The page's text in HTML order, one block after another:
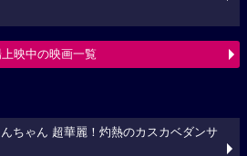
映中の映画一覧
ちゃん 超華麗！灼熱のカスカベダンサ